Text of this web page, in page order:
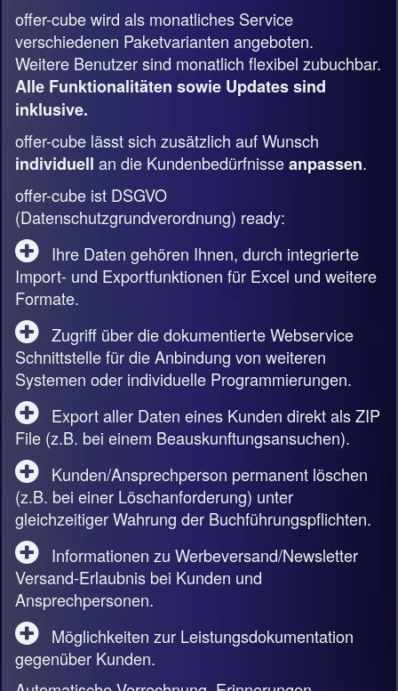
offer-cube wird als monatliches Service
verschiedenen Paketvarianten angeboten.
Weitere Benutzer sind monatlich flexibel zubuchbar.
Alle Funktionalitäten sowie Updates sind
inklusive.
offer-cube lässt sich zusätzlich auf Wunsch
individuell an die Kundenbedürfnisseanpassen.
offer-cube ist DSGVO
(Datenschutzgrundverordnung) ready:
Ihre Daten gehören Ihnen, durch integrierte
Import- und Exportfunktionen für Excel und weitere
Formate.
Zugriff über die dokumentierte Webservice
Schnittstelle für die Anbindung von weiteren
Systemen oder individuelle Programmierungen.
Export aller Daten eines Kunden direkt als ZIP
File (z.B. bei einem Beauskunftungsansuchen).
Kunden/Ansprechperson permanent löschen
(z.B. bei einer Löschanforderung) unter
gleichzeitiger Wahrung der Buchführungspflichten.
Informationen zu Werbeversand/Newsletter
Versand-Erlaubnis bei Kunden und
Ansprechpersonen.
Möglichkeiten zur Leistungsdokumentation
gegenüber Kunden.